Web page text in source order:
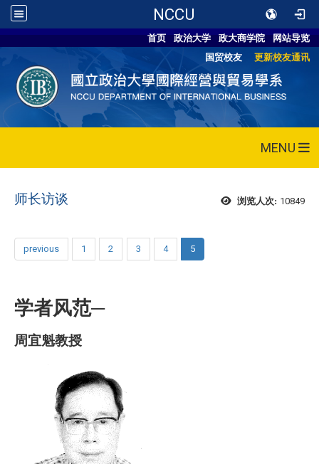
NCCU
首页 政治大学 政大商学院
网站导览
国贸校友
更新校友通讯
MENU
浏览人次: 10849
师长访谈
previous 1 2 3 4 5
学者风范─
周宜魁教授